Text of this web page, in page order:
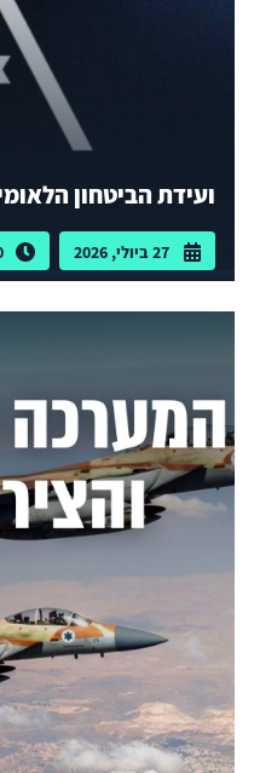
ועידת הביטחון
27 ביולי, 2026